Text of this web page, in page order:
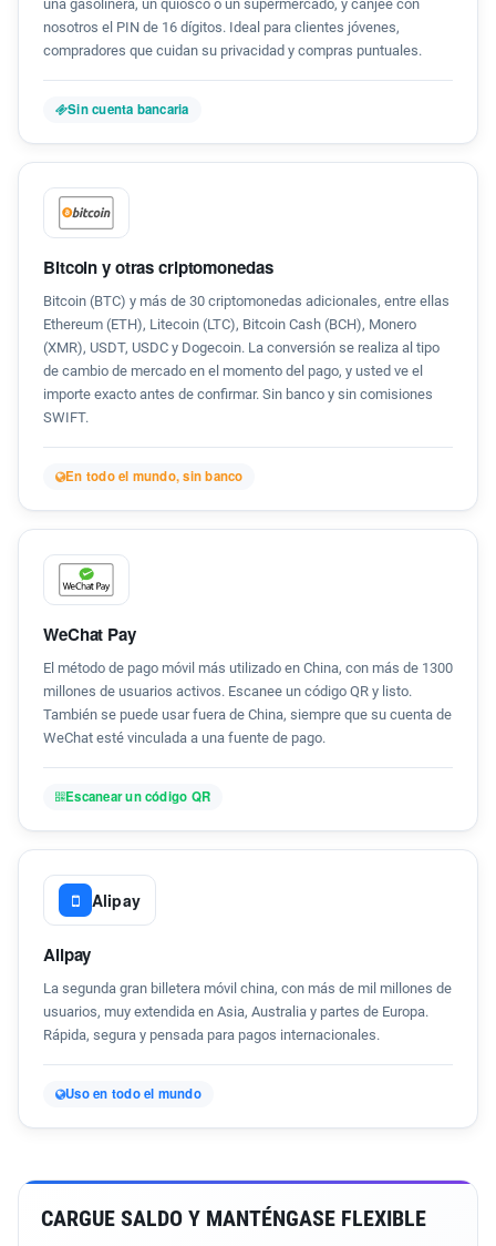
una gasolinera, un quiosco o un supermercado, y canjee con
nosotros el PIN de 16 dígitos. Ideal para clientes jóvenes,
compradores que cuidan su privacidad y compras puntuales.
Sin cuenta bancaria
Bitcoin y otras criptomonedas
Bitcoin (BTC) y más de 30 criptomonedas adicionales, entre ellas
Ethereum (ETH), Litecoin (LTC), Bitcoin Cash (BCH), Monero
(XMR), USDT, USDC y Dogecoin. La conversión se realiza al tipo
de cambio de mercado en el momento del pago, y usted ve el
importe exacto antes de confirmar. Sin banco y sin comisiones
SWIFT.
En todo el mundo, sin banco
WeChat Pay
El método de pago móvil más utilizado en China, con más de 1300
millones de usuarios activos. Escanee un código QR y listo.
También se puede usar fuera de China, siempre que su cuenta de
WeChat esté vinculada a una fuente de pago.
Escanear un código QR
Alipay
Alipay
La segunda gran billetera móvil china, con más de mil millones de
usuarios, muy extendida en Asia, Australia y partes de Europa.
Rápida, segura y pensada para pagos internacionales.
Uso en todo el mundo
CARGUE SALDO Y MANTÉNGASE FLEXIBLE